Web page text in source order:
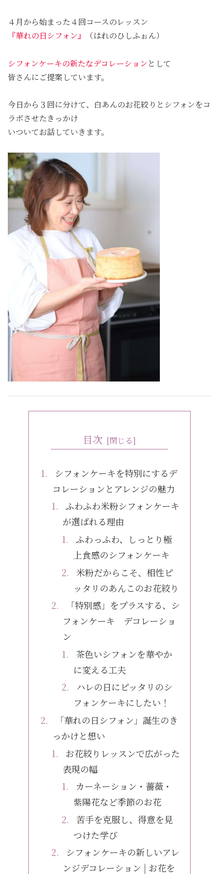
４月から始まった４回コースのレッスン
『華れの日シフォン』
（はれのひしふぉん）
シフォンケーキの新たなデコレーションとして
皆さんにご提案しています。
今日から３回に分けて、白あんのお花絞りとシフォンをコ
ラボさせたきっかけ
いついてお話していきます。
目次
シフォンケーキを特別にするデ
コレーションとアレンジの魅力
ふわふわ米粉シフォンケーキ
が選ばれる理由
ふわっふわ、しっとり極
上食感のシフォンケーキ
米粉だからこそ、相性ピ
ッタリのあんこのお花絞り
「特別感」をプラスする、シ
フォンケーキ デコレーショ
ン
茶色いシフォンを華やか
に変える工夫
ハレの日にピッタリのシ
フォンケーキにしたい！
「華れの日シフォン」誕生のき
っかけと想い
お花絞りレッスンで広がった
表現の幅
カーネーション・薔薇・
紫陽花など季節のお花
苦手を克服し、得意を見
つけた学び
シフォンケーキの新しいアレ
ンジデコレーション | お花を